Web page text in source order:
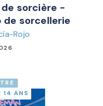
sorcière -
de sorcellerie
Rojo
14 ANS